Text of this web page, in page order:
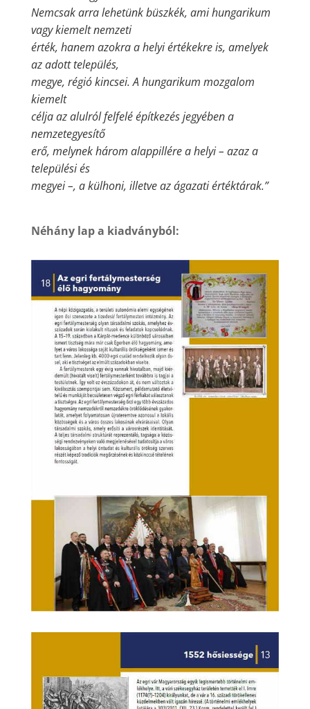
Nemcsak arra lehetünk büszkék, ami hungarikum
vagy kiemelt nemzeti
érték, hanem azokra a helyi értékekre is, amelyek
az adott település,
megye, régió kincsei. A hungarikum mozgalom
kiemelt
célja az alulról felfelé építkezés jegyében a
nemzetegyesítő
erő, melynek három alappillére a helyi – azaz a
települési és
megyei –, a külhoni, illetve az ágazati értéktárak.”
Néhány lap a kiadványból: